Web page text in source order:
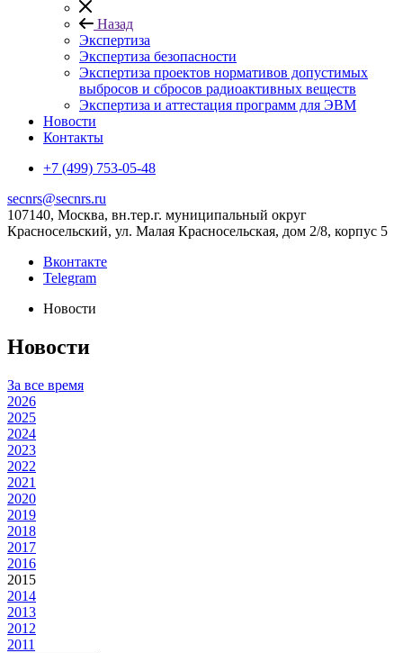
Назад
Экспертиза
Экспертиза безопасности
Экспертиза проектов нормативов допустимых
выбросов и сбросов радиоактивных веществ
Экспертиза и аттестация программ для ЭВМ
Новости
Контакты
+7 (499) 753-05-48
secnrs@secnrs.ru
107140, Москва, вн.тер.г. муниципальный округ
Красносельский, ул. Малая Красносельская, дом 2/8, корпус 5
Вконтакте
Telegram
Новости
Новости
За все время
2026
2025
2024
2023
2022
2021
2020
2019
2018
2017
2016
2015
2014
2013
2012
2011